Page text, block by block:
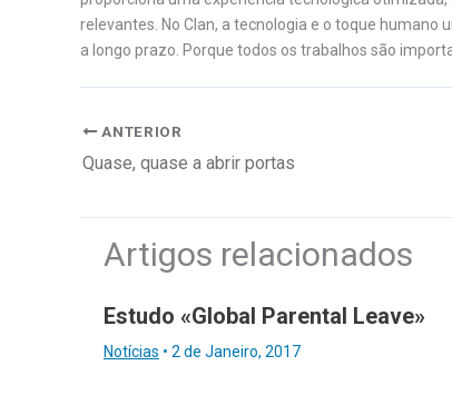
relevantes. No Clan, a tecnologia e o toque
a longo prazo. Porque todos os trabalhos são
ANTERIOR
Quase, quase a abrir portas
Artigos relacionados
Estudo «Global Parental Leave»
Notícias • 2 de Janeiro, 2017